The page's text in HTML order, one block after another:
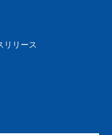
リリース